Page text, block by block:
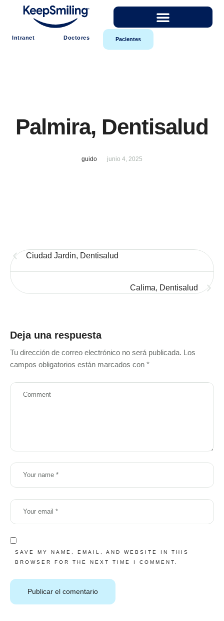
Intranet Doctores Pacientes
Palmira, Dentisalud
guido junio 4, 2025
Ciudad Jardin, Dentisalud
Calima, Dentisalud
Deja una respuesta
Tu dirección de correo electrónico no será publicada. Los
campos obligatorios están marcados con *
SAVE MY NAME, EMAIL, AND WEBSITE IN THIS
BROWSER FOR THE NEXT TIME I COMMENT.